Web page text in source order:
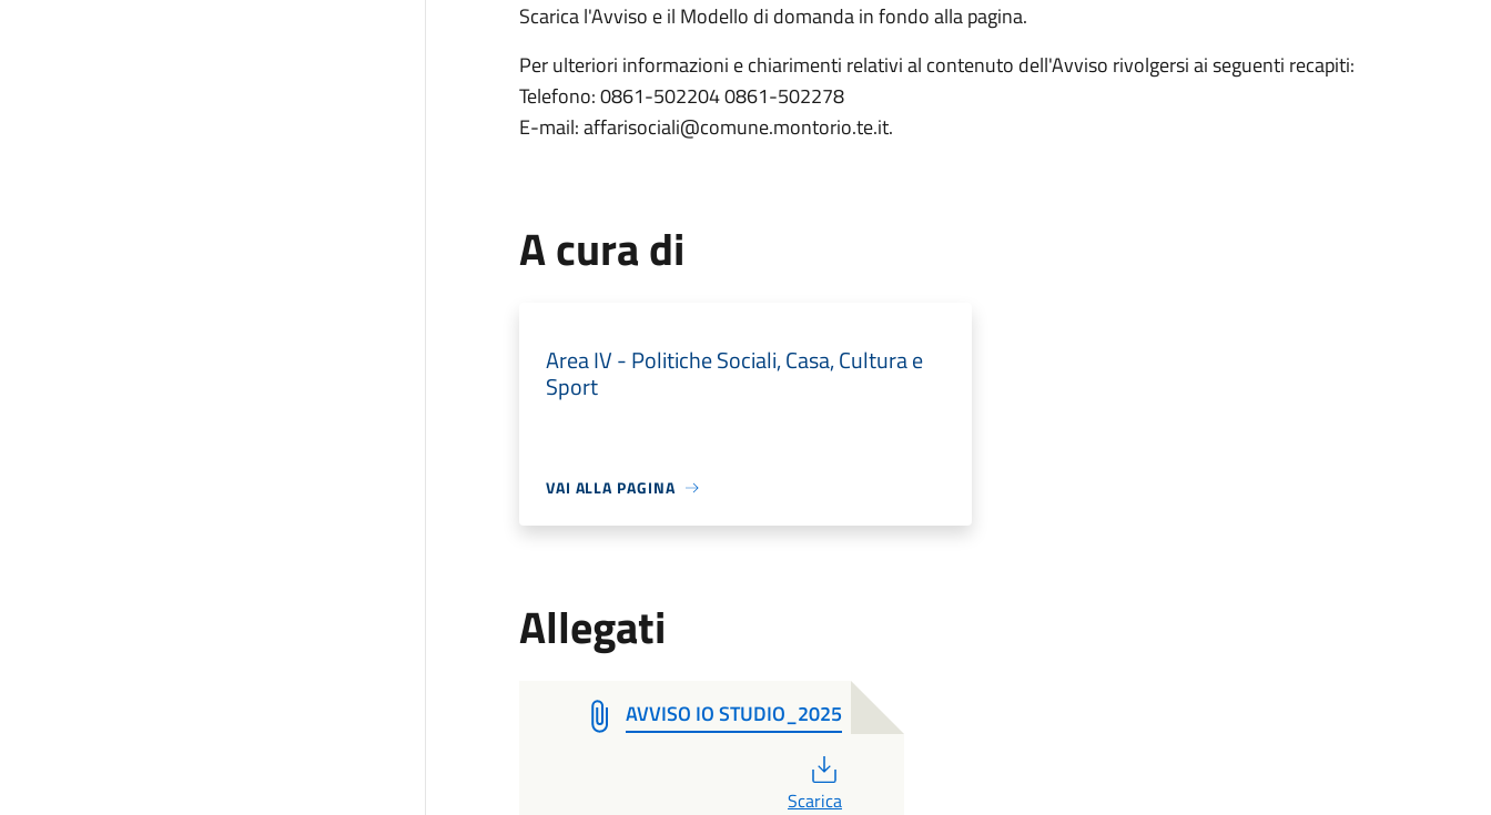
Scarica l'Avviso e il Modello di domanda in fondo alla pagina.
Per ulteriori informazioni e chiarimenti relativi al contenuto dell'Avviso rivolgersi ai seguenti recapiti:
Telefono: 0861-502204 0861-502278
E-mail: affarisociali@comune.montorio.te.it.
A cura di
Area IV - Politiche Sociali, Casa, Cultura e
Sport
VAI ALLA PAGINA
Allegati
AVVISO IO STUDIO_2025
Scarica